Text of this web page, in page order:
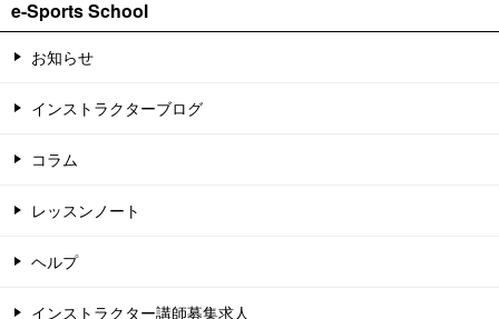
e-Sports School
お知らせ
インストラクターブログ
コラム
レッスンノート
ヘルプ
インストラクター講師募集求人